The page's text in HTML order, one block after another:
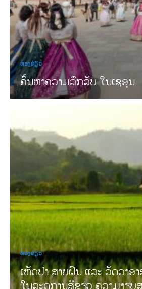
ທ່ອງທ່ຽວ
ຄົ້ນຫາຄວາມລຶກລັບ ໃນເຊອຸນ
ທ່ອງທ່ຽວ
ເຫັດປ່າ ສາຍຝົນ ແລະ ວັດວາອ
ໃນລະດູການສີຂຽວ ຄວາມງຽບ